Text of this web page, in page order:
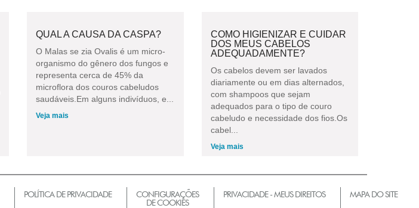
QUAL A CAUSA DA CASPA?
O Malas se zia Ovalis é um micro-
organismo do gênero dos fungos e
representa cerca de 45% da
microflora dos couros cabeludos
saudáveis.Em alguns indivíduos, e...
Veja mais
COMO HIGIENIZAR E CUIDAR
DOS MEUS CABELOS
ADEQUADAMENTE?
Os cabelos devem ser lavados
diariamente ou em dias alternados,
com shampoos que sejam
adequados para o tipo de couro
cabeludo e necessidade dos fios.Os
cabel...
Veja mais
POLÍTICA DE PRIVACIDADE
CONFIGURAÇÕES
DE COOKIES
PRIVACIDADE - MEUS DIREITOS MAPA DO SITE